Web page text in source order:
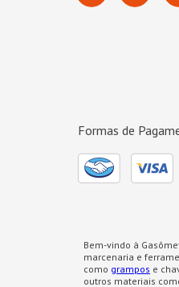
Formas de
Bem-vindo à
marcenaria e
como grampos e
outros materiais